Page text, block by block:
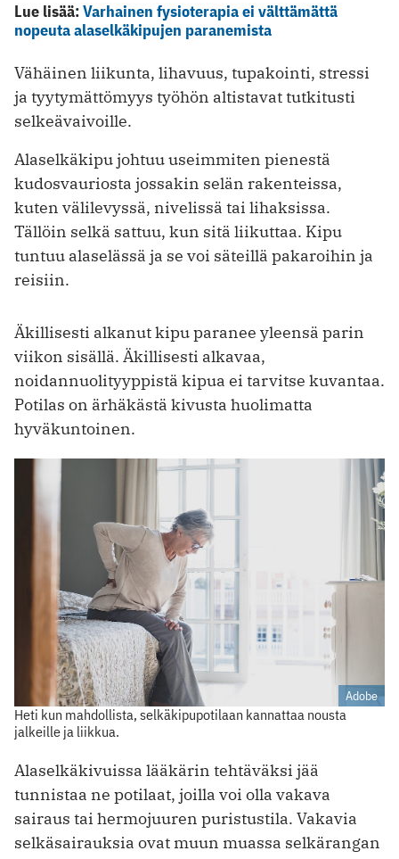
Lue lisää:Varhainen fysioterapia ei välttämättä
nopeuta alaselkäkipujen paranemista
Vähäinen liikunta, lihavuus, tupakointi, stressi
ja tyytymättömyys työhön altistavat tutkitusti
selkeävaivoille.
Alaselkäkipu johtuu useimmiten pienestä
kudosvauriosta jossakin selän rakenteissa,
kuten välilevyssä, nivelissä tai lihaksissa.
Tällöin selkä sattuu, kun sitä liikuttaa. Kipu
tuntuu alaselässä ja se voi säteillä pakaroihin ja
reisiin.
Äkillisesti alkanut kipu paranee yleensä parin
viikon sisällä. Äkillisesti alkavaa,
noidannuolityyppistä kipua ei tarvitse kuvantaa.
Potilas on ärhäkästä kivusta huolimatta
hyväkuntoinen.
Adobe
Heti kun mahdollista, selkäkipupotilaan kannattaa nousta
jalkeille ja liikkua.
Alaselkäkivuissa lääkärin tehtäväksi jää
tunnistaa ne potilaat, joilla voi olla vakava
sairaus tai hermojuuren puristustila. Vakavia
selkäsairauksia ovat muun muassa selkärangan